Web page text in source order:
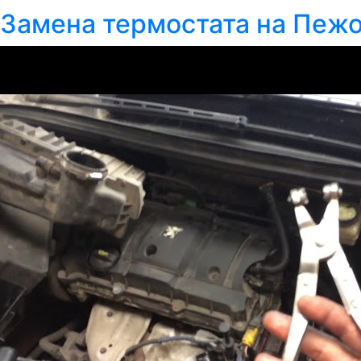
Замена термостата на